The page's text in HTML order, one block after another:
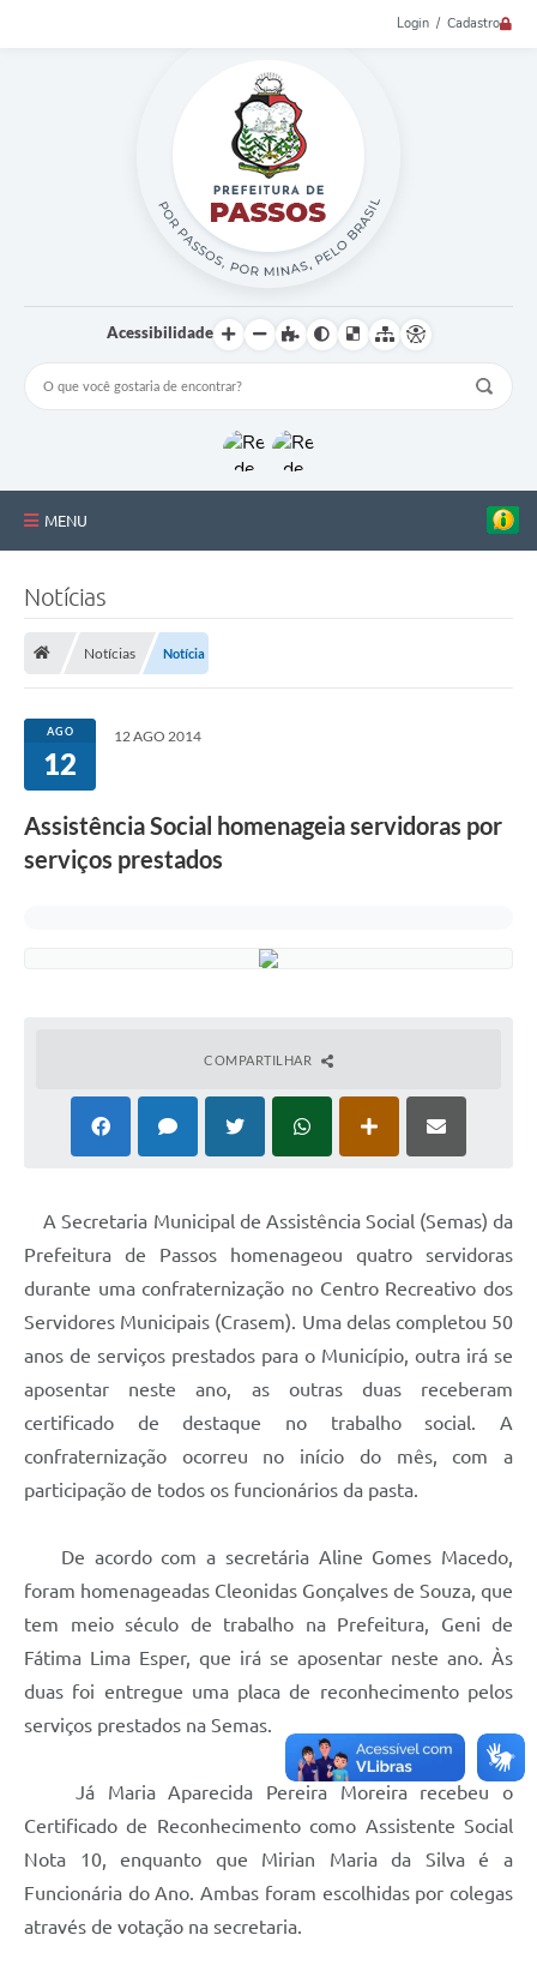
Login / Cadastro
Acessibilidade
MENU
Estrutura Administrativa
Galeria de Fotos
Notícias
Notícias Notícia
AGO
12
12 AGO 2014
Assistência Social homenageia servidoras por
serviços prestados
COMPARTILHAR
A Secretaria Municipal de Assistência Social (Semas) da
Prefeitura de Passos homenageou quatro servidoras
durante uma confraternização no Centro Recreativo dos
Servidores Municipais (Crasem). Uma delas completou 50
anos de serviços prestados para o Município, outra irá se
aposentar neste ano, as outras duas receberam
certificado de destaque no trabalho social. A
confraternização ocorreu no início do mês, com a
participação de todos os funcionários da pasta.
De acordo com a secretária Aline Gomes Macedo,
foram homenageadas Cleonidas Gonçalves de Souza, que
tem meio século de trabalho na Prefeitura, Geni de
Fátima Lima Esper, que irá se aposentar neste ano. Às
duas foi entregue uma placa de reconhecimento pelos
serviços prestados na Semas.
Já Maria Aparecida Pereira Moreira recebeu o
Certificado de Reconhecimento como Assistente Social
Nota 10, enquanto que Mirian Maria da Silva é a
Funcionária do Ano. Ambas foram escolhidas por colegas
através de votação na secretaria.